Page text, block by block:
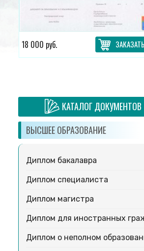
18 000 руб. ЗАКАЗАТЬ
КАТАЛОГ ДОКУМЕНТОВ
ВЫСШЕЕ ОБРАЗОВАНИЕ
Диплом бакалавра
Диплом специалиста
Диплом магистра
Диплом для иностранных
Диплом о неполном